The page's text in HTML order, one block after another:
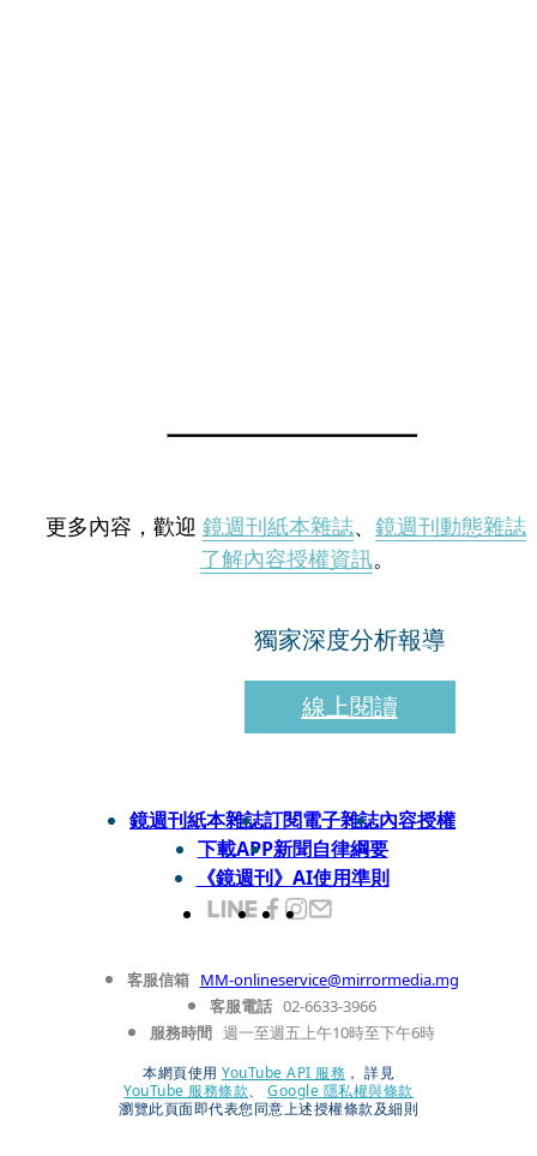
更多內容，歡迎 鏡週刊紙本雜誌、 鏡週刊動態雜誌
了解內容授權資訊。
獨家深度分析報導
線上閱讀
鏡週刊紙本雜誌訂閱電子雜誌內容授權
下載APP新聞自律綱要
《鏡週刊》AI使用準則
客服信箱 MM-onlineservice@mirrormedia.mg
客服電話 02-6633-3966
服務時間 週一至週五上午10時至下午6時
本網頁使用 YouTube API 服務 ， 詳見
YouTube 服務條款、
Google 隱私權與條款
瀏覽此頁面即代表您同意上述授權條款及細則